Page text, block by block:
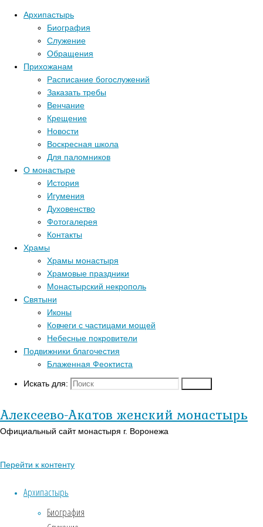
Архипастырь
Биография
Служение
Обращения
Прихожанам
Расписание богослужений
Заказать требы
Венчание
Крещение
Новости
Воскресная школа
Для паломников
О монастыре
История
Игумения
Духовенство
Фотогалерея
Контакты
Храмы
Храмы монастыря
Храмовые праздники
Монастырский некрополь
Святыни
Иконы
Ковчеги с частицами мощей
Небесные покровители
Подвижники благочестия
Блаженная Феоктиста
Искать для:
Алексеево-Акатов женский монастырь
Официальный сайт монастыря г. Воронежа
Перейти к контенту
Архипастырь
Биография
Главная
страница
Актуально
возглавил
богослужение
во
Введенском
храме
Митрополит
Леонтий
возглавил
богослужение
Введенском
05.12.2025
Популярные записи
Блаженная Феоктиста
Контакты
Для паломников
История
Заказать требы
Святыни
Страницы
Духовный кант «Матерь
Духовный кант «Слава Богу
В-
Православии.рф